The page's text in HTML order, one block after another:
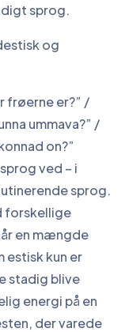
sprog.
og
frøerne er?” /
ummava?” /
on?”
ved – i
sprog.
forskellige
en mængde
estisk kun er
stadig blive
energi på en
der varede